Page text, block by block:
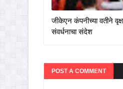
जीकेएन कंपनीच्या वतीने
संवर्धनाचा संदेश
POST A COMMENT